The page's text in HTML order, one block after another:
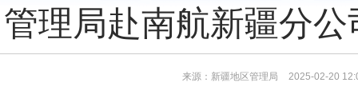
管理局赴南航新疆分
来源：新疆地区管理局 2025-02-20
加
波
键